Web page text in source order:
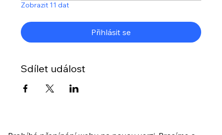
Zobrazit 11 dat
Přihlásit se
Sdílet událost